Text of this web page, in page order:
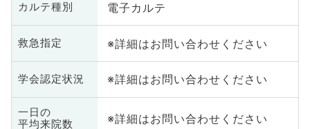
カルテ種別 電子カルテ
救急指定 ※詳細はお問い合わせください
学会認定状況 ※詳細はお問い合わせください
一日の
平均来院数
※詳細はお問い合わせください